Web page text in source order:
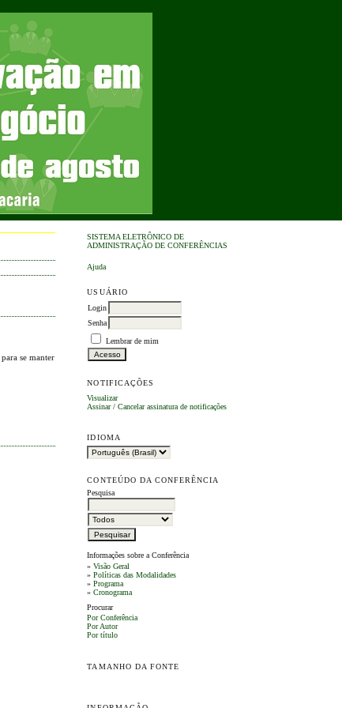
SISTEMA ELETRÔNICO DE
ADMINISTRAÇÃO DE CONFERÊNCIAS
Ajuda
USUÁRIO
Login
Senha
Lembrar de mim
NOTIFICAÇÕES
Visualizar
Assinar/Cancelar assinatura de notificações
IDIOMA
CONTEÚDO DA CONFERÊNCIA
Pesquisa
Informações sobre a Conferência
»Visão Geral
»Políticas das Modalidades
»Programa
»Cronograma
Procurar
Por Conferência
Por Autor
Por título
TAMANHO DA FONTE
para se manter